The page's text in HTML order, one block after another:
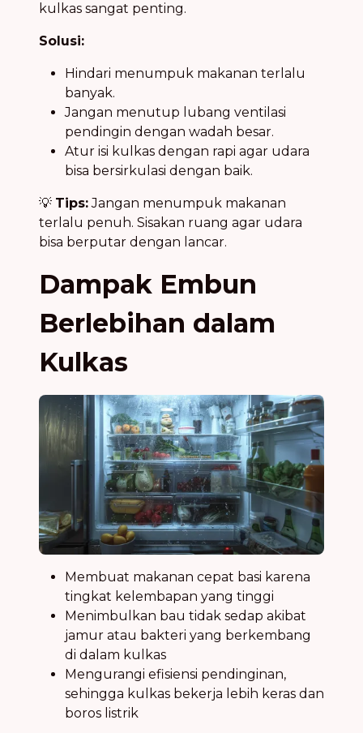
kulkas sangat penting.
Solusi:
Hindari menumpuk makanan terlalu
banyak.
Jangan menutup lubang ventilasi
pendingin dengan wadah besar.
Atur isi kulkas dengan rapi agar udara
bisa bersirkulasi dengan baik.
💡 Tips:Jangan menumpuk makanan
terlalu penuh. Sisakan ruang agar udara
bisa berputar dengan lancar.
Dampak Embun
Berlebihan dalam
Kulkas
Membuat makanan cepat basi karena
tingkat kelembapan yang tinggi
Menimbulkan bau tidak sedap akibat
jamur atau bakteri yang berkembang
di dalam kulkas
Mengurangi efisiensi pendinginan,
sehingga kulkas bekerja lebih keras dan
boros listrik